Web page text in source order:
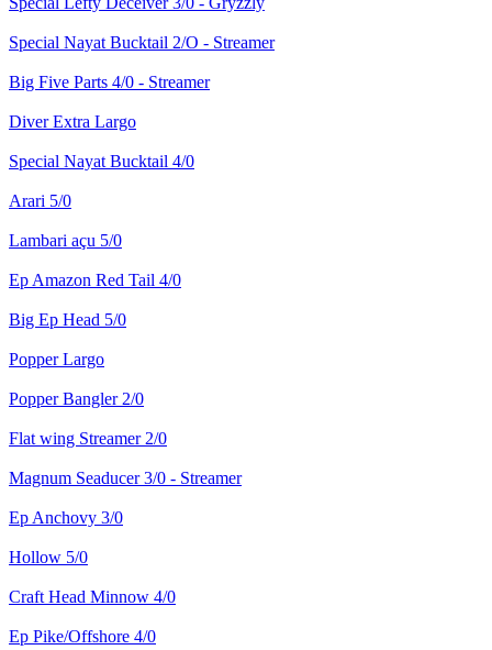
Special Nayat Bucktail 2/O - Streamer
Big Five Parts 4/0 - Streamer
Diver Extra Largo
Special Nayat Bucktail 4/0
Arari 5/0
Lambari açu 5/0
Ep Amazon Red Tail 4/0
Big Ep Head 5/0
Popper Largo
Popper Bangler 2/0
Flat wing Streamer 2/0
Magnum Seaducer 3/0 - Streamer
Ep Anchovy 3/0
Hollow 5/0
Craft Head Minnow 4/0
Ep Pike/Offshore 4/0